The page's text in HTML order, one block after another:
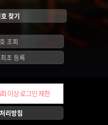
찾기
조회
초 등록
이상 로그인 제한
리방침